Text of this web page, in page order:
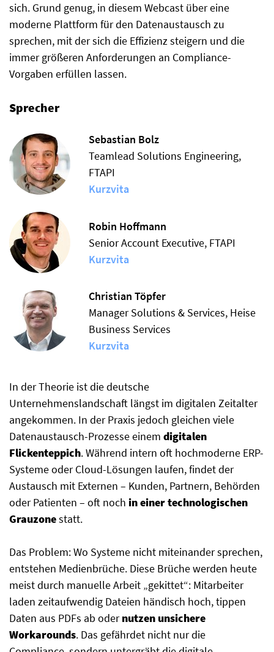
sich. Grund genug, in diesem Webcast über eine
moderne Plattform für den Datenaustausch zu
sprechen, mit der sich die Effizienz steigern und die
immer größeren Anforderungen an Compliance-
Vorgaben erfüllen lassen.
Sprecher
Sebastian Bolz
Teamlead Solutions Engineering,
FTAPI
Kurzvita
Robin Hoffmann
Senior Account Executive, FTAPI
Kurzvita
Christian Töpfer
Manager Solutions & Services, Heise
Business Services
Kurzvita
In der Theorie ist die deutsche
Unternehmenslandschaft längst im digitalen Zeitalter
angekommen. In der Praxis jedoch gleichen viele
Datenaustausch-Prozesse einem digitalen
Flickenteppich. Während intern oft hochmoderne ERP-
Systeme oder Cloud-Lösungen laufen, findet der
Austausch mit Externen – Kunden, Partnern, Behörden
oder Patienten – oft noch in einer technologischen
Grauzonestatt.
Das Problem: Wo Systeme nicht miteinander sprechen,
entstehen Medienbrüche. Diese Brüche werden heute
meist durch manuelle Arbeit „gekittet“: Mitarbeiter
laden zeitaufwendig Dateien händisch hoch, tippen
Daten aus PDFs ab odernutzen unsichere
Workarounds. Das gefährdet nicht nur die